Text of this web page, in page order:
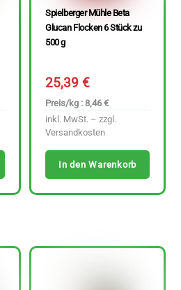
Spielberger Mühle Beta
Glucan Flocken 6 Stück zu
500 g
25,39€
Preis/kg : 8,46 €
inkl. MwSt. – zzgl.
Versandkosten
In den Warenkorb